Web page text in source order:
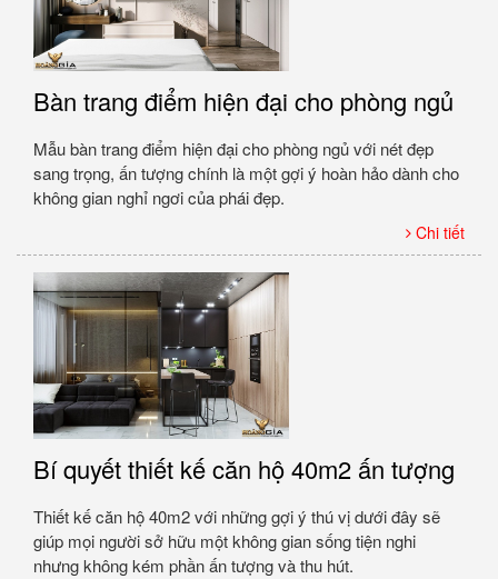
Bàn trang điểm hiện đại cho phòng ngủ
Mẫu bàn trang điểm hiện đại cho phòng ngủ với nét đẹp
sang trọng, ấn tượng chính là một gợi ý hoàn hảo dành cho
không gian nghỉ ngơi của phái đẹp.
Chi tiết
Bí quyết thiết kế căn hộ 40m2 ấn tượng
Thiết kế căn hộ 40m2 với những gợi ý thú vị dưới đây sẽ
giúp mọi người sở hữu một không gian sống tiện nghi
nhưng không kém phần ấn tượng và thu hút.